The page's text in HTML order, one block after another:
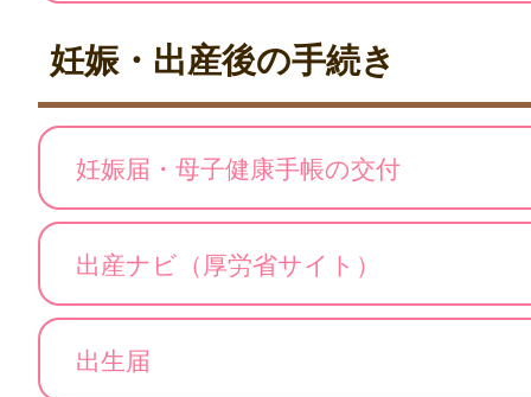
妊娠・出産後の手続き
妊娠届・母子健康手帳の交付
出産ナビ（厚労省サイト）
出生届